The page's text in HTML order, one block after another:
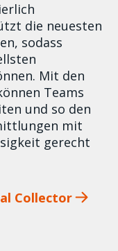
die neuesten
sodass
Mit den
Teams
und so den
mit
gerecht
Collector